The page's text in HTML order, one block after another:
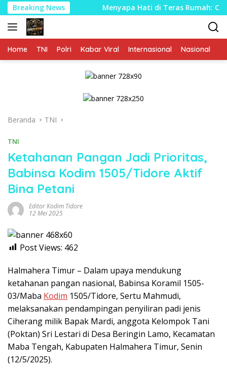
Langsung
ke
konten
Breaking News
Lama Menyapa Hati di Teras Rumah: Cara Babinsa
Home TNI Polri Kabar Viral Internasional Nasional
Beranda TNI
TNI
Ketahanan Pangan Jadi Prioritas,
Babinsa Kodim 1505/Tidore Aktif
Bina Petani
Editor Kodim Tidore
12 Mei 2025
Post Views: 462
Halmahera Timur – Dalam upaya mendukung
ketahanan pangan nasional, Babinsa Koramil 1505-
03/Maba Kodim 1505/Tidore, Sertu Mahmudi,
melaksanakan pendampingan penyiliran padi jenis
Ciherang milik Bapak Mardi, anggota Kelompok Tani
(Poktan) Sri Lestari di Desa Beringin Lamo, Kecamatan
Maba Tengah, Kabupaten Halmahera Timur, Senin
(12/5/2025).